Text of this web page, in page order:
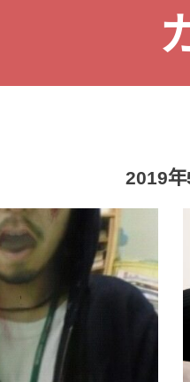
2019年